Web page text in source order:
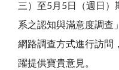
三）至5月5日（週日）
系之認知與滿意度調查
網路調查方式進行訪問
躍提供寶貴意見。